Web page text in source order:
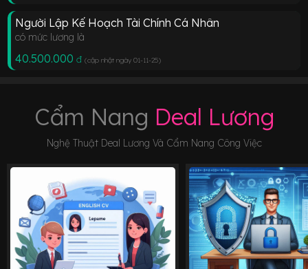
Người Lập Kế Hoạch Tài Chính Cá Nhân
có mức lương là
40.500.000 đ (cập nhật ngày 01-11-25)
Cẩm Nang Deal Lương
Nghệ Thuật Deal Lương Và Cẩm Nang Công Việc